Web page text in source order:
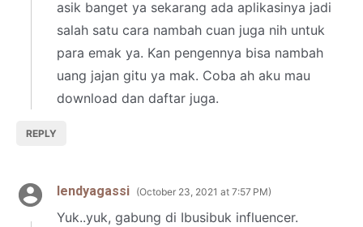
asik banget ya sekarang ada aplikasinya jadi
salah satu cara nambah cuan juga nih untuk
para emak ya. Kan pengennya bisa nambah
uang jajan gitu ya mak. Coba ah aku mau
download dan daftar juga.
REPLY
lendyagassi October 23, 2021 at 7:57 PM
Yuk..yuk, gabung di Ibusibuk influencer.